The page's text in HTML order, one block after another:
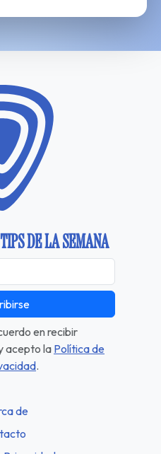
DE LA SEMANA
en recibir
acepto laPolítica de
.
de